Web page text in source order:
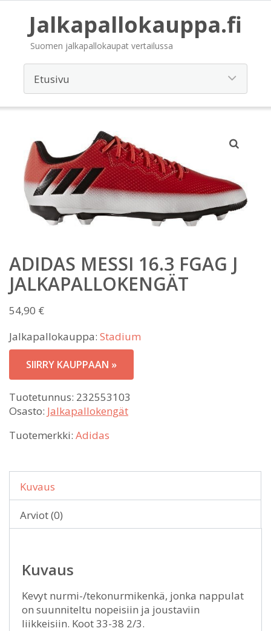
Jalkapallokauppa.fi
Suomen jalkapallokaupat vertailussa
ADIDAS MESSI 16.3 FGAG J
JALKAPALLOKENGÄT
54,90 €
Jalkapallokauppa: Stadium
SIIRRY KAUPPAAN »
Tuotetunnus: 232553103
Osasto: Jalkapallokengät
Tuotemerkki: Adidas
Kuvaus
Arviot (0)
Kuvaus
Kevyt nurmi-/tekonurmikenkä, jonka nappulat
on suunniteltu nopeisiin ja joustaviin
liikkeisiin. Koot 33-38 2/3.